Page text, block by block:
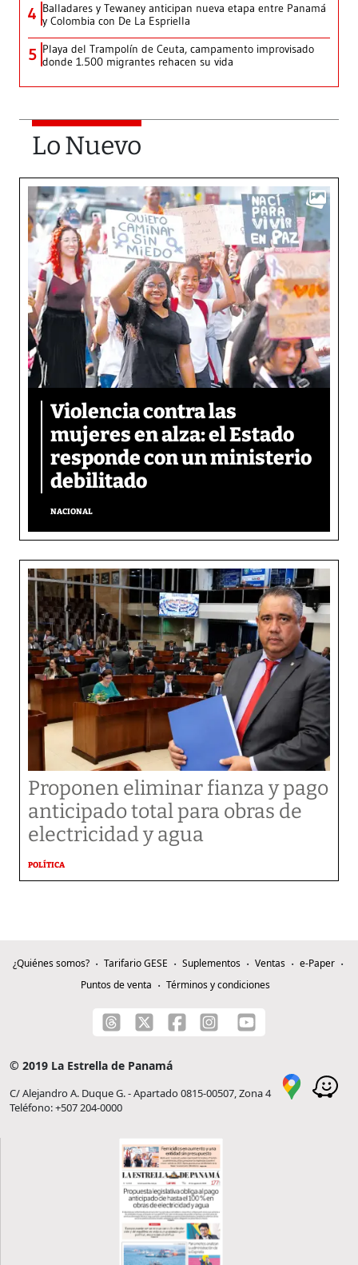
4 Balladares y Tewaney anticipan nueva etapa entre Panamá
y Colombia con De La Espriella
5 Playa del Trampolín de Ceuta, campamento improvisado
donde 1.500 migrantes rehacen su vida
Lo Nuevo
Violencia contra las
mujeres en alza: el Estado
responde con un ministerio
debilitado
NACIONAL
Proponen eliminar fianza y pago
anticipado total para obras de
electricidad y agua
POLÍTICA
¿Quiénes somos? Tarifario GESE Suplementos Ventas
e-Paper
Puntos de venta
Términos y condiciones
© 2019 La Estrella de Panamá
C/ Alejandro A. Duque G. - Apartado 0815-00507, Zona 4
Teléfono: +507 204-0000